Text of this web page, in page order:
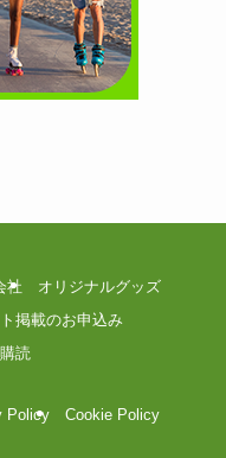
社
オリジナルグッズ
掲載のお申込み
読
Policy
Cookie Policy